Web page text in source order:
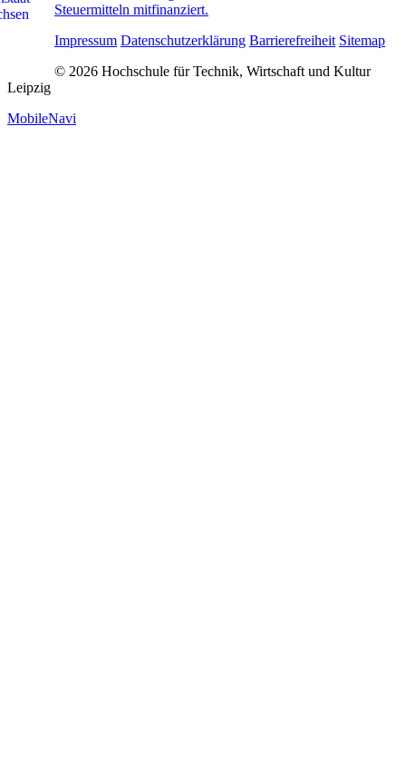
Steuermitteln mitfinanziert.
Impressum Datenschutzerklärung Barrierefreiheit Sitemap
© 2026 Hochschule für Technik, Wirtschaft und Kultur
Leipzig
MobileNavi